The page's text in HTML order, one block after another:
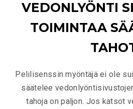
VEDONLYÖNTI
TOIMINTAA
Pelilisenssin myöntäjä ei ole
säätelee
tahoja on paljon. Jos katsot